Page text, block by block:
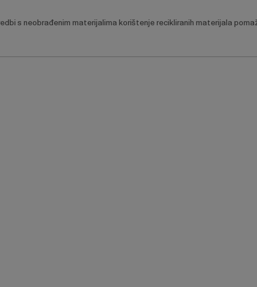
s neobrađenim materijalima korištenje recikliranih materijala